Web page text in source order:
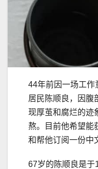
44年前因一场工作
居民陈顺良，因腹
现厚茧和腐烂的迹
熬。目前他希望能
和帮他订阅一份中
67岁的陈顺良是于